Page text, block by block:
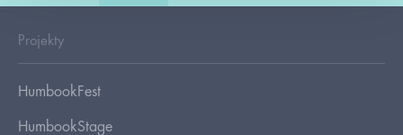
Projekty
HumbookFest
HumbookStage